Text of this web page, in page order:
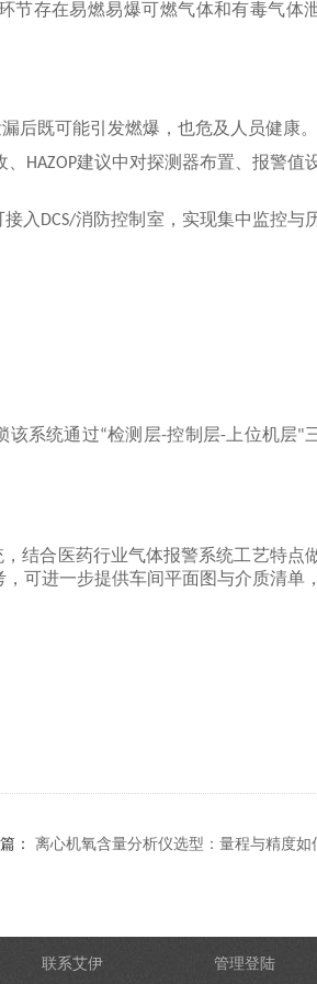
节存在易燃易爆可燃气体和有毒气体
后既可能引发燃爆，也危及人员健康。
HAZOP建议中对探测器布置、报警值
接入 DCS/消防控制室，实现集中监控与
该系统通过“检测层-控制层- 上位机层"
结合医药行业气体报警系统工艺特点
可进一步提供车间平面图与介质清单
： 离心机氧含量分析仪选型：量程与精度如
联系艾伊 管理登陆